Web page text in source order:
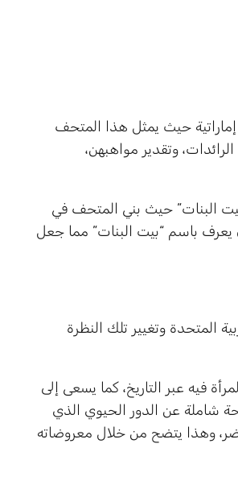
في دبي مركز ثقافي وتاريخي يعرض أكثر من 300 امرأة إماراتية حيث يمثل هذا المتحف
وتقدير مواهبهن،
البنات” حيث بني المتحف في
يعرف باسم “بيت البنات” مما جعل
المتحدة وتغيير تلك النظرة
فيه عبر التاريخ، كما يسعى إلى
شاملة عن الدور الحيوي الذي
وهذا يتضح من خلال معروضاته